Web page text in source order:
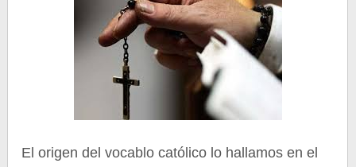
El origen del vocablo católico lo hallamos en el